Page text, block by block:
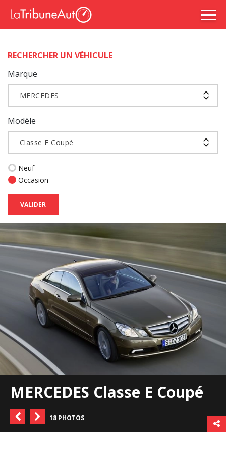
RECHERCHER UN VÉHICULE
Marque
MERCEDES
Modèle
Classe E Coupé
Neuf
Occasion
VALIDER
MERCEDES Classe E Coupé
18 PHOTOS